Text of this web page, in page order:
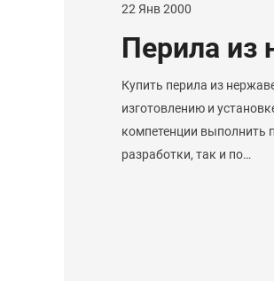
22 Янв 2000
Перила из
Купить перила из
изготовлению и
компетенции выполнить
разработки, так и по…